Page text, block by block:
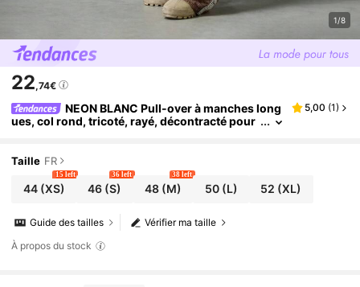
1/8
22,74€
NEON BLANC Pull-over à manches long
ues, col rond, tricoté, rayé, décontracté pour
5,00 (1)
Taille FR
44(XS)
15 left
46 (S)
36 left
48(M)
38 left
50(L) 52 (XL)
Vérifier ma taille
Guide des tailles
À propos du stock